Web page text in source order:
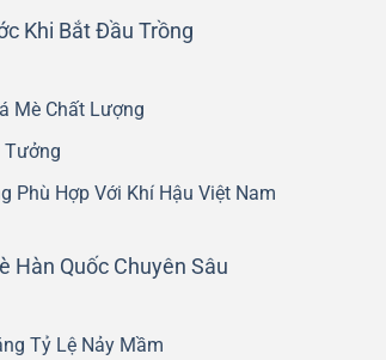
Khi Bắt Đầu Trồng
Mè Chất Lượng
Tưởng
Phù Hợp Với Khí Hậu Việt Nam
Hàn Quốc Chuyên Sâu
Tỷ Lệ Nảy Mầm